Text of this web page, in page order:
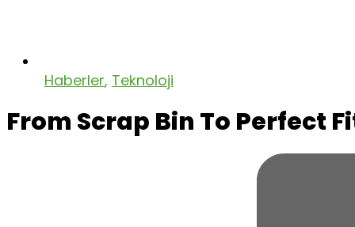
Haberler, Teknoloji
From Scrap Bin To Perfect